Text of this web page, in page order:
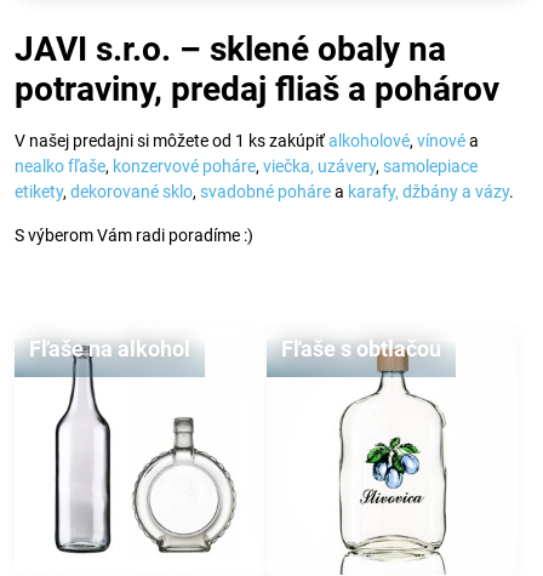
JAVI s.r.o. – sklené obaly na
potraviny, predaj fliaš a pohárov
V našej predajni si môžete od 1 ks zakúpiťalkoholové, vínovéa
nealko fľaše, konzervové poháre, viečka, uzávery, samolepiace
etikety, dekorované sklo, svadobné pohárea karafy, džbány a vázy.
S výberom Vám radi poradíme :)
Fľaše na alkohol Fľaše s obtlačou